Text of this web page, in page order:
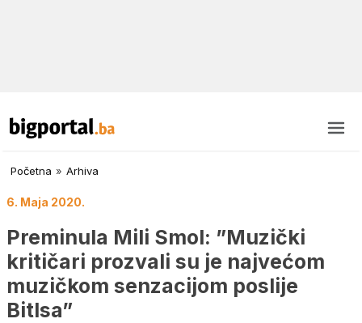
Početna » Arhiva
6. Maja 2020.
Preminula Mili Smol: ”Muzički
kritičari prozvali su je najvećom
muzičkom senzacijom poslije
Bitlsa”